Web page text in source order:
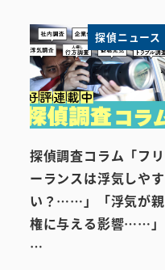
探偵ニュース
探偵調査コラム「フリ
ーランスは浮気しやす
い？……」「浮気が親
権に与える影響……」
…